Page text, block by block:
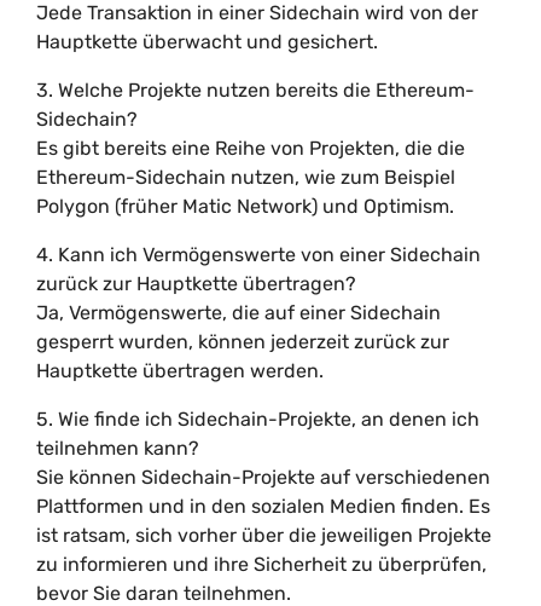
Jede Transaktion in einer Sidechain wird von der
Hauptkette überwacht und gesichert.
3. Welche Projekte nutzen bereits die Ethereum-
Sidechain?
Es gibt bereits eine Reihe von Projekten, die die
Ethereum-Sidechain nutzen, wie zum Beispiel
Polygon (früher Matic Network) und Optimism.
4. Kann ich Vermögenswerte von einer Sidechain
zurück zur Hauptkette übertragen?
Ja, Vermögenswerte, die auf einer Sidechain
gesperrt wurden, können jederzeit zurück zur
Hauptkette übertragen werden.
5. Wie finde ich Sidechain-Projekte, an denen ich
teilnehmen kann?
Sie können Sidechain-Projekte auf verschiedenen
Plattformen und in den sozialen Medien finden. Es
ist ratsam, sich vorher über die jeweiligen Projekte
zu informieren und ihre Sicherheit zu überprüfen,
bevor Sie daran teilnehmen.